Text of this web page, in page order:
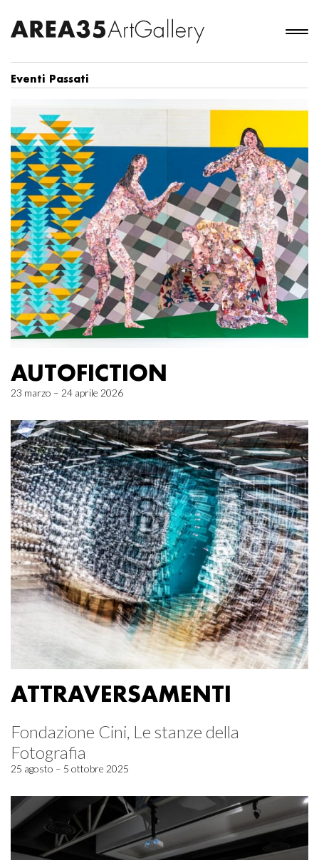
Eventi Passati
AUTOFICTION
23 marzo – 24 aprile 2026
ATTRAVERSAMENTI
Fondazione Cini, Le stanze della
Fotografia
25 agosto – 5 ottobre 2025